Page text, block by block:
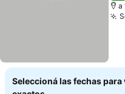
a
Seleccioná las fechas